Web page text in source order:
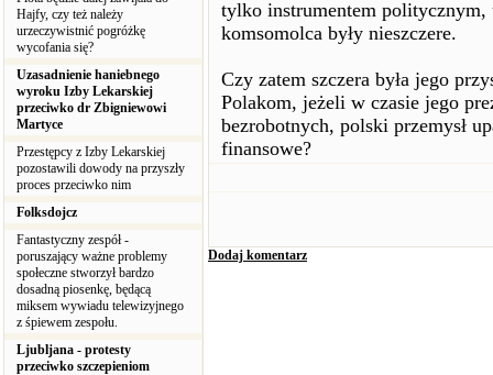
Hajfy, czy też należy
urzeczywistnić pogróżkę
wycofania się?
Uzasadnienie haniebnego
wyroku Izby Lekarskiej
przeciwko dr Zbigniewowi
Martyce
Przestępcy z Izby Lekarskiej
pozostawili dowody na przyszły
proces przeciwko nim
Folksdojcz
Fantastyczny zespół -
poruszający ważne problemy
społeczne stworzył bardzo
dosadną piosenkę, będącą
miksem wywiadu telewizyjnego
z śpiewem zespołu.
Ljubljana - protesty
przeciwko szczepieniom
tylko instrumentem politycznym,
komsomolca były nieszczere.
Czy zatem szczera była jego
Polakom, jeżeli w czasie jego
bezrobotnych, polski przemysł
finansowe?
Dodaj komentarz